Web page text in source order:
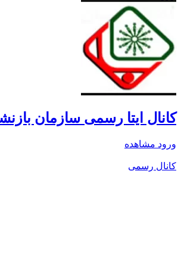
کانال ایتا رسمی سازمان
ورود مشاهده
کانال رسمی